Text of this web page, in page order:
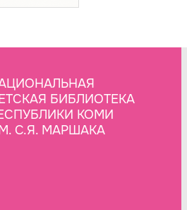
БИБЛИОТЕКА
КОМИ
С.Я. МАРШАКА